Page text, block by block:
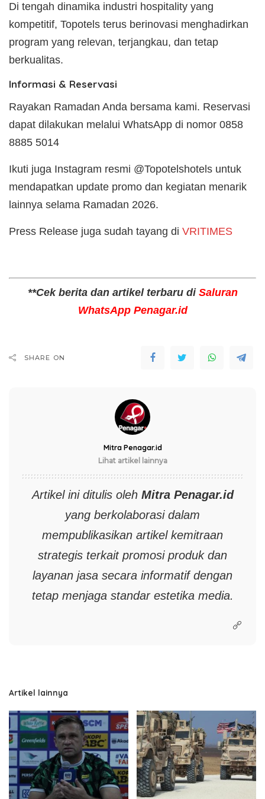
Di tengah dinamika industri hospitality yang
kompetitif, Topotels terus berinovasi menghadirkan
program yang relevan, terjangkau, dan tetap
berkualitas.
Informasi & Reservasi
Rayakan Ramadan Anda bersama kami. Reservasi
dapat dilakukan melalui WhatsApp di nomor 0858
8885 5014
Ikuti juga Instagram resmi @Topotelshotels untuk
mendapatkan update promo dan kegiatan menarik
lainnya selama Ramadan 2026.
Press Release juga sudah tayang di VRITIMES
**Cek berita dan artikel terbaru di Saluran
WhatsApp Penagar.id
SHARE ON
Mitra Penagar.id
Lihat artikel lainnya
Artikel ini ditulis oleh Mitra Penagar.id
yang berkolaborasi dalam
mempublikasikan artikel kemitraan
strategis terkait promosi produk dan
layanan jasa secara informatif dengan
tetap menjaga standar estetika media.
Artikel lainnya